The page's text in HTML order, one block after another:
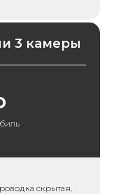
3 камеры
скрытая.